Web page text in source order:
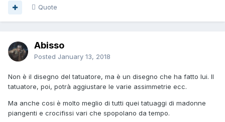
Quote
Abisso
Posted January 13, 2018
Non è il disegno del tatuatore, ma è un disegno che ha fatto lui. Il
tatuatore, poi, potrà aggiustare le varie assimmetrie ecc.
Ma anche cosi è molto meglio di tutti quei tatuaggi di madonne
piangenti e crocifissi vari che spopolano da tempo.